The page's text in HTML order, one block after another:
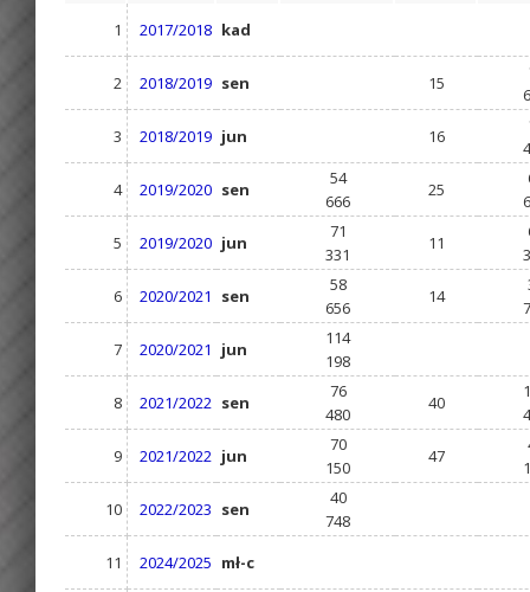
1
2017/2018 kad
2 2018/2019 sen 15
3
2018/2019 jun 16
4
2019/2020 sen
54
666
25
5
2019/2020 jun
71
331
11
6
2020/2021 sen
58
656
14
7
2020/2021 jun
114
198
8
2021/2022 sen
76
480
40
9
2021/2022 jun
70
150
47
10
2022/2023 sen
40
748
11
2024/2025 mł-c